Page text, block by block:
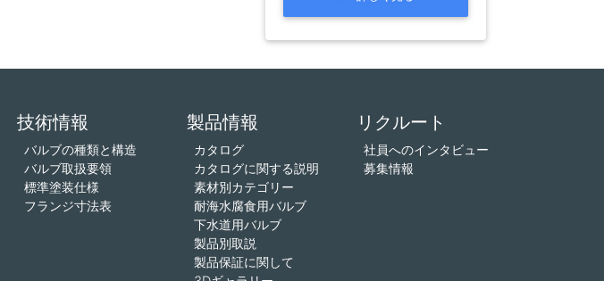
技術情報
バルブの種類と構造
バルブ取扱要領
標準塗装仕様
フランジ寸法表
製品情報
カタログ
カタログに関する説明
素材別カテゴリー
耐海水腐食用バルブ
下水道用バルブ
製品別取説
製品保証に関して
リクルート
社員へのインタビュー
募集情報